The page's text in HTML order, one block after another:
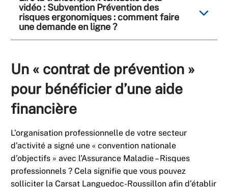
vidéo : Subvention Prévention des
risques ergonomiques : comment faire
une demande en ligne ?
Un « contrat de prévention »
pour bénéficier d’une aide
financière
L’organisation professionnelle de votre secteur
d’activité a signé une « convention nationale
d’objectifs » avec l’Assurance Maladie – Risques
professionnels ? Cela signifie que vous pouvez
solliciter la Carsat Languedoc-Roussillon afin d’établir